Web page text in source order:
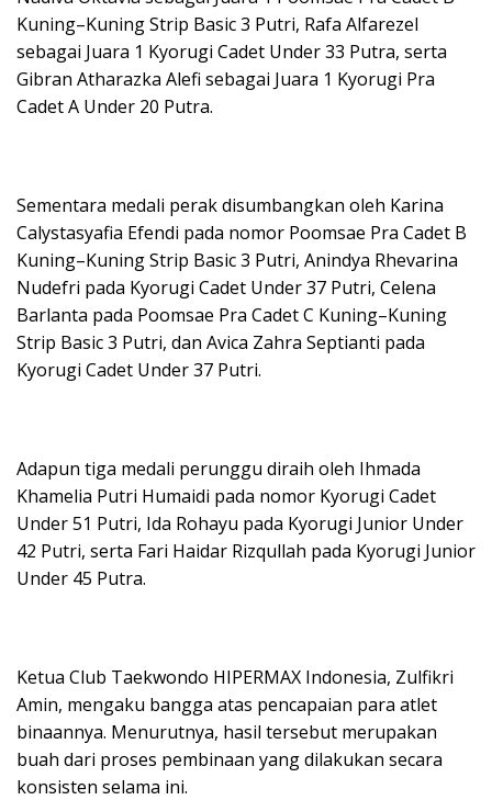
Kuning–Kuning Strip Basic 3 Putri, Rafa Alfarezel
sebagai Juara 1 Kyorugi Cadet Under 33 Putra, serta
Gibran Atharazka Alefi sebagai Juara 1 Kyorugi Pra
Cadet A Under 20 Putra.
Sementara medali perak disumbangkan oleh Karina
Calystasyafia Efendi pada nomor Poomsae Pra Cadet B
Kuning–Kuning Strip Basic 3 Putri, Anindya Rhevarina
Nudefri pada Kyorugi Cadet Under 37 Putri, Celena
Barlanta pada Poomsae Pra Cadet C Kuning–Kuning
Strip Basic 3 Putri, dan Avica Zahra Septianti pada
Kyorugi Cadet Under 37 Putri.
Adapun tiga medali perunggu diraih oleh Ihmada
Khamelia Putri Humaidi pada nomor Kyorugi Cadet
Under 51 Putri, Ida Rohayu pada Kyorugi Junior Under
42 Putri, serta Fari Haidar Rizqullah pada Kyorugi Junior
Under 45 Putra.
Ketua Club Taekwondo HIPERMAX Indonesia, Zulfikri
Amin, mengaku bangga atas pencapaian para atlet
binaannya. Menurutnya, hasil tersebut merupakan
buah dari proses pembinaan yang dilakukan secara
konsisten selama ini.